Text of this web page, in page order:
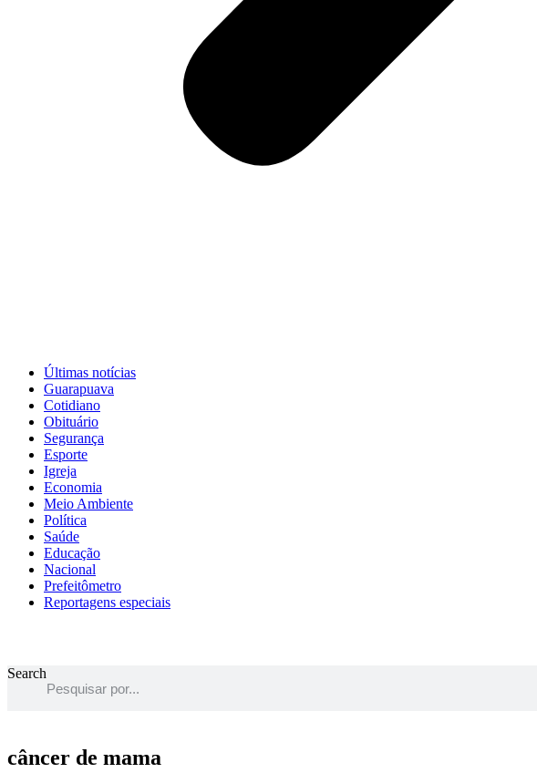
Últimas notícias
Guarapuava
Cotidiano
Obituário
Segurança
Esporte
Igreja
Economia
Meio Ambiente
Política
Saúde
Educação
Nacional
Prefeitômetro
Reportagens especiais
Search
câncer de mama